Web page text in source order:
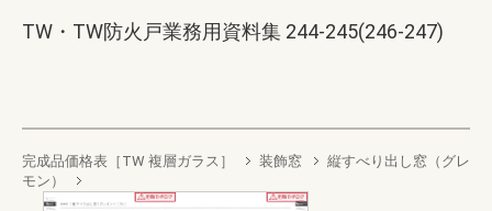
TW・TW防火戸業務用資料集 244-245(246-247)
完成品価格表［TW 複層ガラス］ 装飾窓
縦すべり出し窓（グレ
モン）